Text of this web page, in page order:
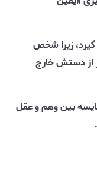
گیرد، زیرا شخص
از دستش خارج
بین وهم و عقل